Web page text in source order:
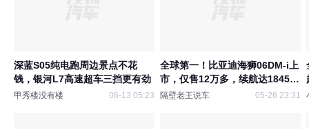
深蓝S05纯电跑周边景点不花
钱，银河L7高速超车三挡更有劲
甲秀楼没有楼 06-13 05:23
全球第一！比亚迪海狮06DM-i上
市，仅售12万多，续航达1845公
里
隔壁老王说车 05-26 23:31